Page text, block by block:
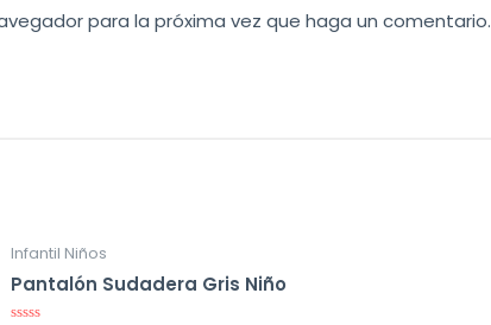
para la próxima vez que haga un comentario.
Infantil Niños
Pantalón Sudadera Gris Niño